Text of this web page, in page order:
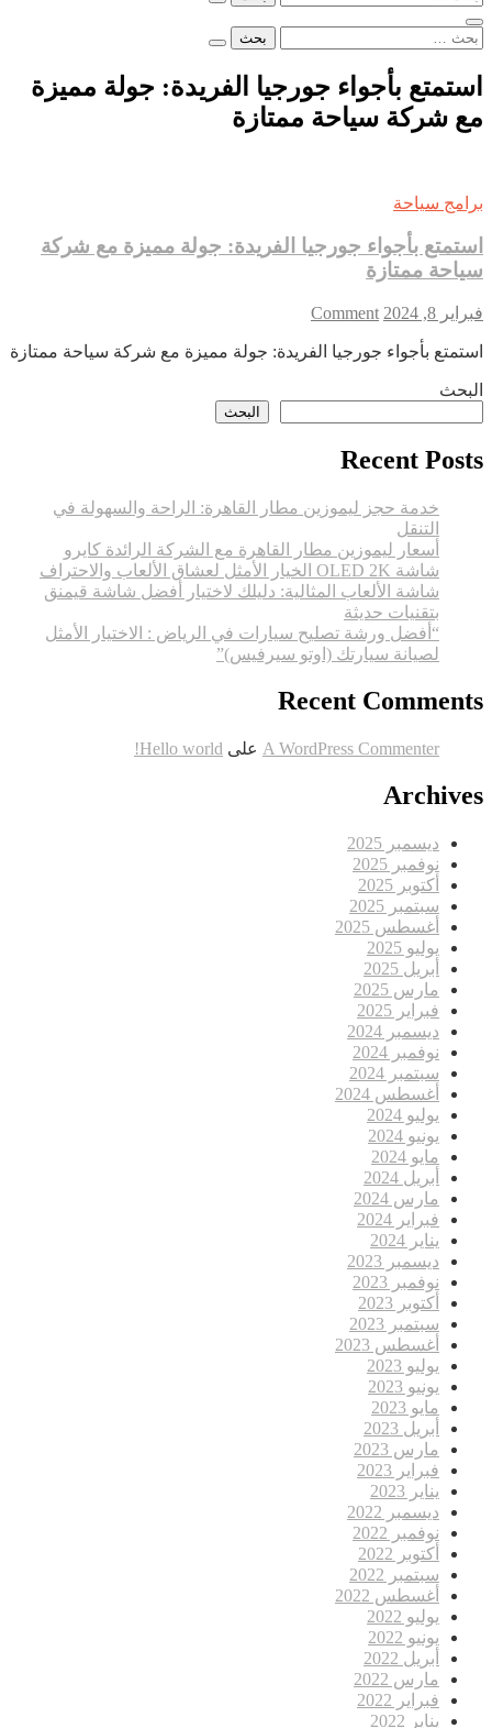
البحث
استمتع بأجواء جورجيا الفريدة: جولة مميزة
مع شركة سياحة ممتازة
برامج سياحة
استمتع بأجواء جورجيا الفريدة: جولة مميزة مع شركة
سياحة ممتازة
فبراير 8, 2024 Comment
on
بأجواء
سياحة
ممتازة
استمتع بأجواء جورجيا الفريدة: جولة مميزة مع شركة سياحة ممتازة
البحث
البحث
Recent Posts
خدمة حجز ليموزين مطار القاهرة: الراحة والسهولة في
التنقل
أسعار ليموزين مطار القاهرة مع الشركة الرائدة كايرو
شاشة OLED 2K الخيار الأمثل لعشاق الألعاب والاحتراف
شاشة الألعاب المثالية: دليلك لاختيار أفضل شاشة قيمنق
بتقنيات حديثة
“أفضل ورشة تصليح سيارات في الرياض : الاختيار الأمثل
لصيانة سيارتك (اوتو سيرفيس)”
Recent Comments
A WordPress Commenter على Hello world!
Archives
ديسمبر 2025
نوفمبر 2025
أكتوبر 2025
سبتمبر 2025
أغسطس 2025
يوليو 2025
أبريل 2025
مارس 2025
فبراير 2025
ديسمبر 2024
نوفمبر 2024
سبتمبر 2024
أغسطس 2024
يوليو 2024
يونيو 2024
مايو 2024
أبريل 2024
مارس 2024
فبراير 2024
يناير 2024
ديسمبر 2023
نوفمبر 2023
أكتوبر 2023
سبتمبر 2023
أغسطس 2023
يوليو 2023
يونيو 2023
مايو 2023
أبريل 2023
مارس 2023
فبراير 2023
يناير 2023
ديسمبر 2022
نوفمبر 2022
أكتوبر 2022
سبتمبر 2022
أغسطس 2022
يوليو 2022
يونيو 2022
أبريل 2022
مارس 2022
فبراير 2022
يناير 2022